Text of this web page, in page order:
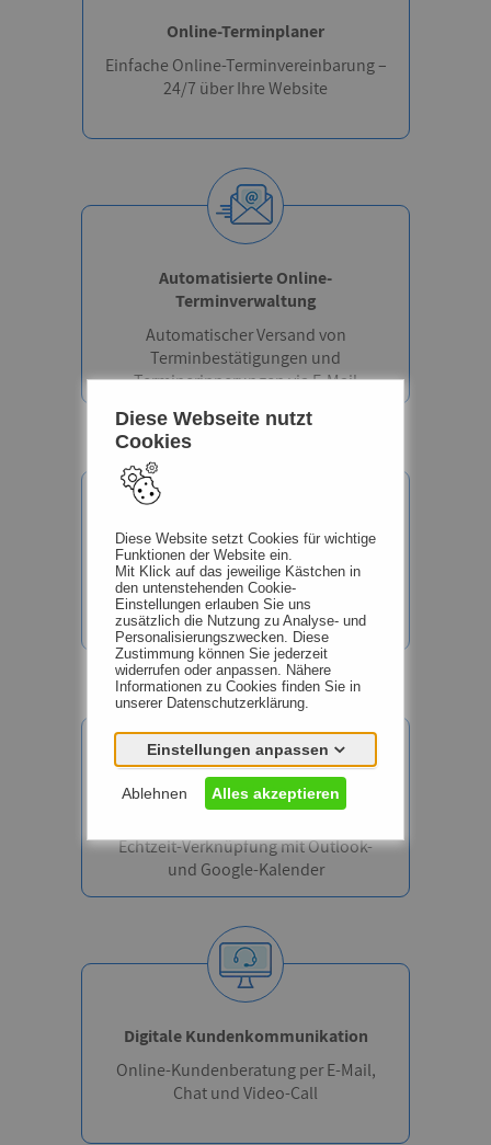
Diese Webseite nutzt
Cookies
Diese Website setzt Cookies für wichtige
Funktionen der Website ein.
Mit Klick auf das jeweilige Kästchen in
den untenstehenden Cookie-
Einstellungen erlauben Sie uns
zusätzlich die Nutzung zu Analyse- und
Personalisierungszwecken. Diese
Zustimmung können Sie jederzeit
widerrufen oder anpassen. Nähere
Informationen zu Cookies finden Sie in
unserer Datenschutzerklärung.
Einstellungen anpassen
Ablehnen Alles akzeptieren
Notwendig (0)
Präferenzen (0)
Statistiken (0)
Unspezifiziert (0)
Keine Cookies erforderlich.
Online-Terminplaner
Einfache Online-Terminvereinbarung –
24/7 über Ihre Website
Automatisierte Online-
Terminverwaltung
Automatischer Versand von
Terminbestätigungen und
Terminerinnerungen via E-Mail
Online-Terminkalender
Übersichtliche und schnelle
Terminplanung online
Integrierte
Kalendersynchronisierung
Echtzeit-Verknüpfung mit Outlook-
und Google-Kalender
Digitale Kundenkommunikation
Online-Kundenberatung per E-Mail,
Chat und Video-Call